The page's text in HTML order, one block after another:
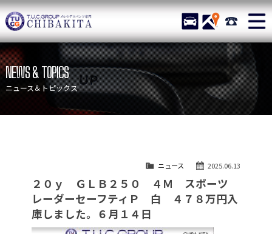
TUCグループ メルセデスベ
STOCK ACCESS 043-
ニュース
在庫リスト
目玉車両一覧
保証＆サービス
アクセスマップ
自動車保険
TUCとは？
リクルート
納車blog
NEWS & TOPICS
ニュース＆トピックス
2025.06.13
ニュース
２０ｙ ＧＬＢ２５０ ４Ｍ スポーツ
レーダーセーフティＰ 白 ４７８万円入
庫しました。６月１４日